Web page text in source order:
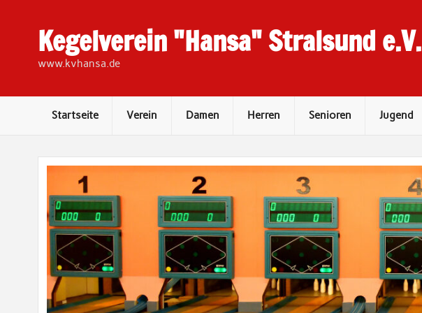
Kegelverein "Hansa" Stralsund e.V.
www.kvhansa.de
Startseite Verein Damen Herren Senioren Jugend